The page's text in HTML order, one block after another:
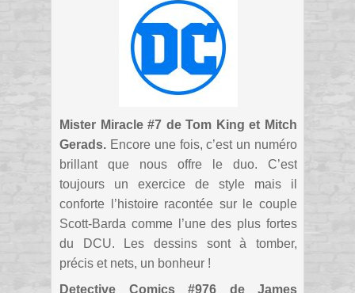
Mister Miracle #7 de Tom King et Mitch
Gerads. Encore une fois, c’est un numéro
brillant que nous offre le duo. C’est
toujours un exercice de style mais il
conforte l’histoire racontée sur le couple
Scott-Barda comme l’une des plus fortes
du DCU. Les dessins sont à tomber,
précis et nets, un bonheur !
Detective Comics #976 de James